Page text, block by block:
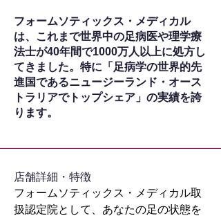
フォームソティックス・メディカル
は、これまで世界中の足病医や理学療
法士が40年間で1000万人以上に処方し
てきました。特に「足病学の世界的先
進国であるニュージーランド・オース
トラリアでトップシェア」の実績を誇
ります。
​店舗詳細・特徴
フォームソティックス・メディカル取
扱認定院として、あなたの足の状態を